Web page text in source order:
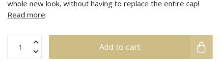
whole new look, without having to replace the entire cap!
Read more.
Add to cart